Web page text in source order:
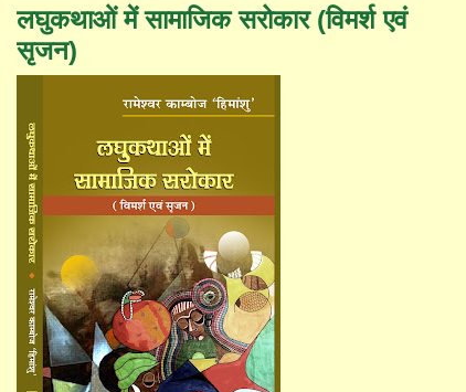
लघुकथाओं में सामाजिक सरोकार (विमर्श एवं
सृजन)